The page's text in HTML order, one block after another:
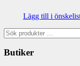
Lägg till i
Sök
efter:
Butiker